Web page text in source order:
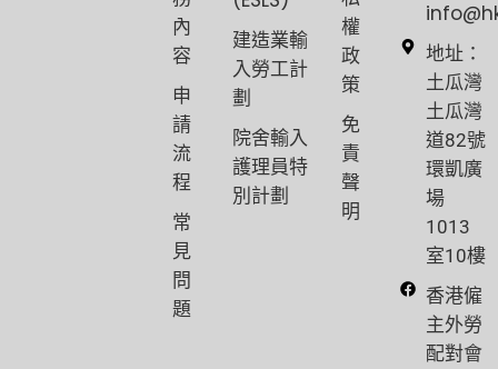
內
容
申
請
流
程
常
見
問
題
建造業輸
入勞工計
劃
院舍輸入
護理員特
別計劃
權
政
策
免
責
聲
明
地址：
土瓜灣
土瓜灣
道82號
環凱廣
場
1013
室10樓
香港僱
主外勞
配對會